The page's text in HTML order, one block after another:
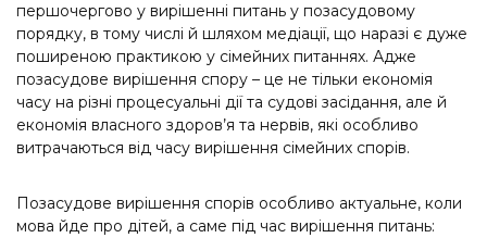
першочергово у вирішенні питань у позасудовому
порядку, в тому числі й шляхом медіації, що наразі є дуже
поширеною практикою у сімейних питаннях. Адже
позасудове вирішення спору – це не тільки економія
часу на різні процесуальні дії та судові засідання, але й
економія власного здоров’я та нервів, які особливо
витрачаються від часу вирішення сімейних спорів.
Позасудове вирішення спорів особливо актуальне, коли
мова йде про дітей, а саме під час вирішення питань: